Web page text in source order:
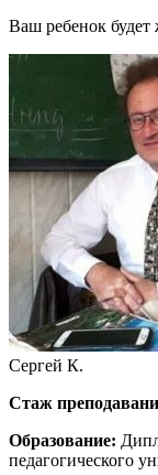
Ваш ребенок
Сергей К.
Стаж
Образование:
педагогического